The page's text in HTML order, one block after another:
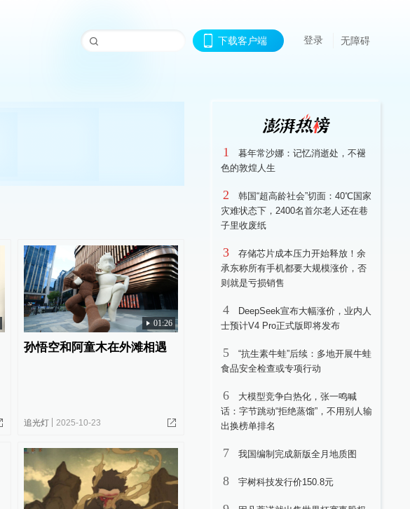
下载客户端 登录 无障碍
01:26
孙悟空和阿童木在外滩相遇
追光灯 2025-10-23
1
暮年常沙娜：记忆消逝处，不褪
色的敦煌人生
2
韩国“超高龄社会”切面：40℃国家
灾难状态下，2400名首尔老人还在巷
子里收废纸
3
存储芯片成本压力开始释放！余
承东称所有手机都要大规模涨价，否
则就是亏损销售
4
DeepSeek宣布大幅涨价，业内人
士预计V4 Pro正式版即将发布
5
“抗生素牛蛙”后续：多地开展牛蛙
食品安全检查或专项行动
6
大模型竞争白热化，张一鸣喊
话：字节跳动“拒绝蒸馏”，不用别人输
出换榜单排名
7 我国编制完成新版全月地质图
8 宇树科技发行价150.8元